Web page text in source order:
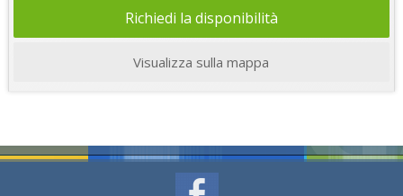
Richiedi la disponibilità
Visualizza sulla mappa